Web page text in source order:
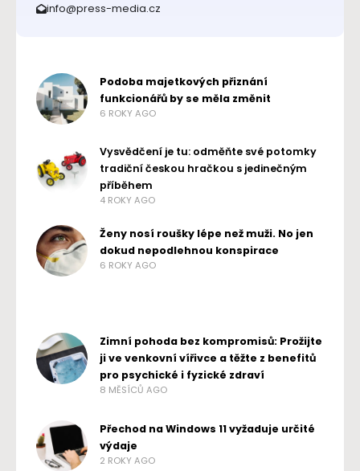
info@press-media.cz
Podoba majetkových přiznání
funkcionářů by se měla změnit
6 ROKY AGO
Vysvědčení je tu: odměňte své potomky
tradiční českou hračkou s jedinečným
příběhem
4 ROKY AGO
Ženy nosí roušky lépe než muži. No jen
dokud nepodlehnou konspirace
6 ROKY AGO
Zimní pohoda bez kompromisů: Prožijte
ji ve venkovní vířivce a těžte z benefitů
pro psychické i fyzické zdraví
8 MĚSÍCŮ AGO
Přechod na Windows 11 vyžaduje určité
výdaje
2 ROKY AGO